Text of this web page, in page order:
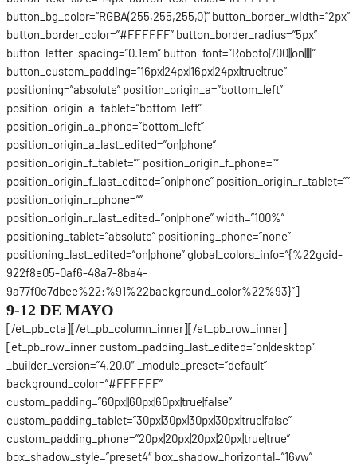
button_bg_color=”RGBA(255,255,255,0)” button_border_width=”2px”
button_border_color=”#FFFFFF” button_border_radius=”5px”
button_letter_spacing=”0.1em” button_font=”Roboto|700||on|||||”
button_custom_padding=”16px|24px|16px|24px|true|true”
positioning=”absolute” position_origin_a=”bottom_left”
position_origin_a_tablet=”bottom_left”
position_origin_a_phone=”bottom_left”
position_origin_a_last_edited=”on|phone”
position_origin_f_tablet=”” position_origin_f_phone=””
position_origin_f_last_edited=”on|phone” position_origin_r_tablet=””
position_origin_r_phone=””
position_origin_r_last_edited=”on|phone” width=”100%”
positioning_tablet=”absolute” positioning_phone=”none”
positioning_last_edited=”on|phone” global_colors_info=”{%22gcid-
922f8e05-0af6-48a7-8ba4-
9a77f0c7dbee%22:%91%22background_color%22%93}”]
9-12 DE MAYO
[/et_pb_cta][/et_pb_column_inner][/et_pb_row_inner]
[et_pb_row_inner custom_padding_last_edited=”on|desktop”
_builder_version=”4.20.0″ _module_preset=”default”
background_color=”#FFFFFF”
custom_padding=”60px||60px|60px|true|false”
custom_padding_tablet=”30px|30px|30px|30px|true|false”
custom_padding_phone=”20px|20px|20px|20px|true|true”
box_shadow_style=”preset4″ box_shadow_horizontal=”16vw”